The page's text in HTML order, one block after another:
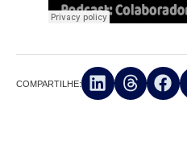
COMPARTILHE: